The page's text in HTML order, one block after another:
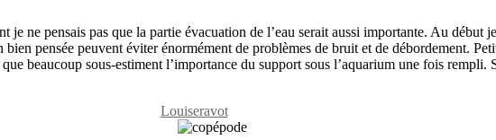
ne pensais pas que la partie évacuation de l’eau serait aussi importante. Au début
pensée peuvent éviter énormément de problèmes de bruit et de débordement.
beaucoup sous-estiment l’importance du support sous l’aquarium une fois
Louiseravot